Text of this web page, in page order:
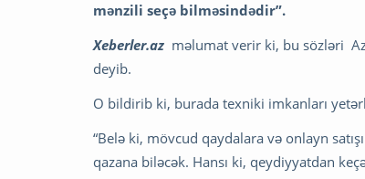
mənzili seçə bilməsindədir”.
Xeberler.az məlumat verir ki, bu sözləri
deyib.
O bildirib ki, burada texniki imkanları
“Belə ki, mövcud qaydalara və onlayn
qazana biləcək. Hansı ki, qeydiyyatdan